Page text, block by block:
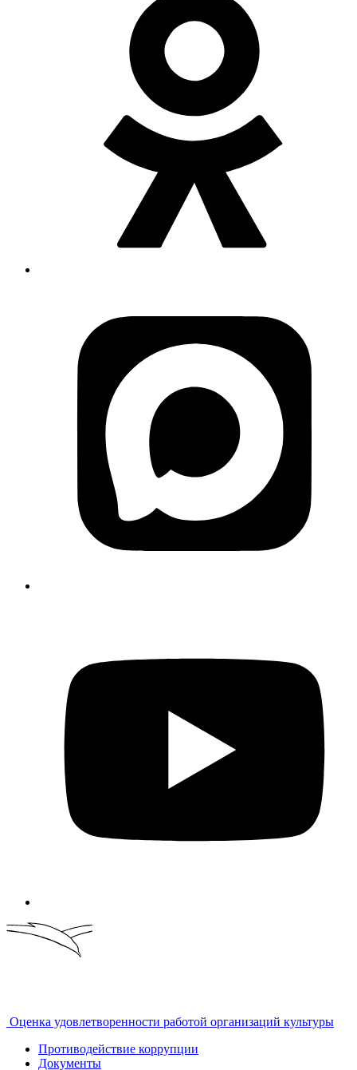
Оценка удовлетворенности работой организаций культуры
Противодействие коррупции
Документы